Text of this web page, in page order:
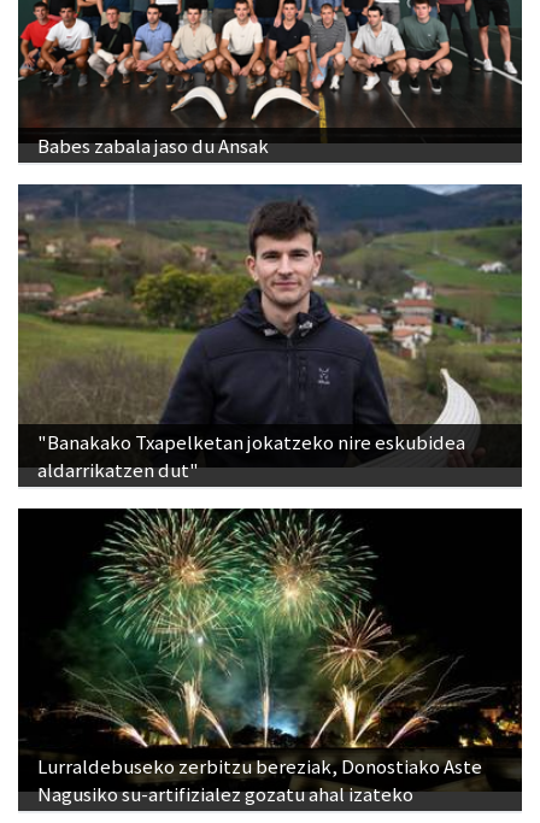
Babes zabala jaso du Ansak
"Banakako Txapelketan jokatzeko nire eskubidea
aldarrikatzen dut"
Lurraldebuseko zerbitzu bereziak, Donostiako Aste
Nagusiko su-artifizialez gozatu ahal izateko